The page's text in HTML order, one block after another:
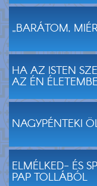
„BARÁTOM,
HA AZ ISTEN
AZ ÉN
NAGYPÉNTEKI
ELMÉLKED- ÉS
PAP TOLLÁBÓL